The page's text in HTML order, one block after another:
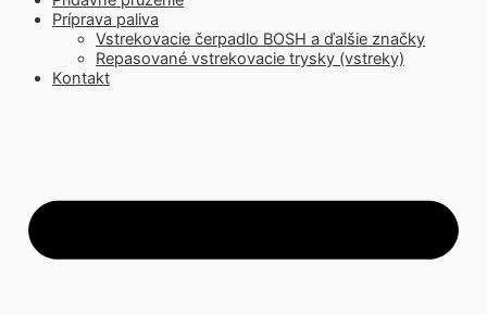
Príprava paliva
Vstrekovacie čerpadlo BOSH a ďalšie značky
Repasované vstrekovacie trysky (vstreky)
Kontakt